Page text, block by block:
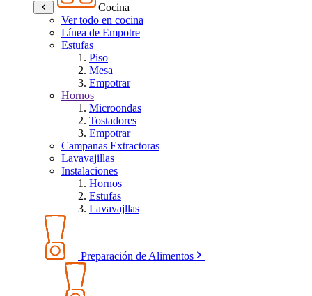
Cocina
Ver todo en cocina
Línea de Empotre
Estufas
Piso
Mesa
Empotrar
Hornos
Microondas
Tostadores
Empotrar
Campanas Extractoras
Lavavajillas
Instalaciones
Hornos
Estufas
Lavavajllas
Preparación de Alimentos